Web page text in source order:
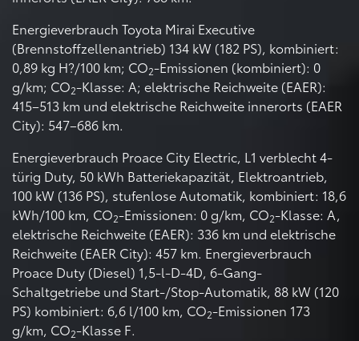
Energieverbrauch Toyota Mirai Executive
(Brennstoffzellenantrieb) 134 kW (182 PS), kombiniert:
0,89 kg H?/100 km; CO2-Emissionen (kombiniert): 0
g/km; CO2-Klasse: A; elektrische Reichweite (EAER):
415–513 km und elektrische Reichweite innerorts (EAER
City): 547–686 km.
Energieverbrauch Proace City Electric, L1 verblecht 4-
türig Duty, 50 kWh Batteriekapazität, Elektroantrieb,
100 kW (136 PS), stufenlose Automatik, kombiniert: 18,6
kWh/100 km, CO2-Emissionen: 0 g/km, CO2-Klasse: A,
elektrische Reichweite (EAER): 336 km und elektrische
Reichweite (EAER City): 457 km. Energieverbrauch
Proace Duty (Diesel) 1,5-l-D-4D, 6-Gang-
Schaltgetriebe und Start-/Stop-Automatik, 88 kW (120
PS) kombiniert: 6,6 l/100 km, CO2-Emissionen 173
g/km, CO2-Klasse F.